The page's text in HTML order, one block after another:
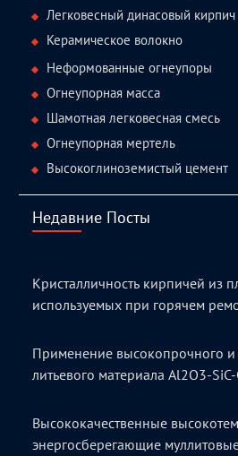
Легковесный динасовый кирпич
Керамическое волокно
Неформованные огнеупоры
Огнеупорная масса
Шамотная легковесная смесь
Огнеупорная мертель
Высокоглиноземистый цемент
Недавние Посты
Кристалличность кирпичей из
используемых при горячем
Применение высокопрочного и
литьевого материала Al2O3-SiC-
Высококачественные
энергосберегающие